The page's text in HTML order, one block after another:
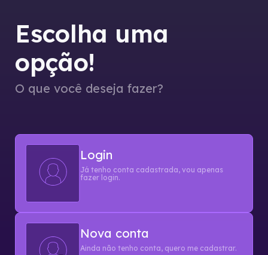
Escolha uma
opção!
O que você deseja fazer?
Login
Já tenho conta cadastrada, vou apenas
fazer login.
Nova conta
Ainda não tenho conta, quero me cadastrar.